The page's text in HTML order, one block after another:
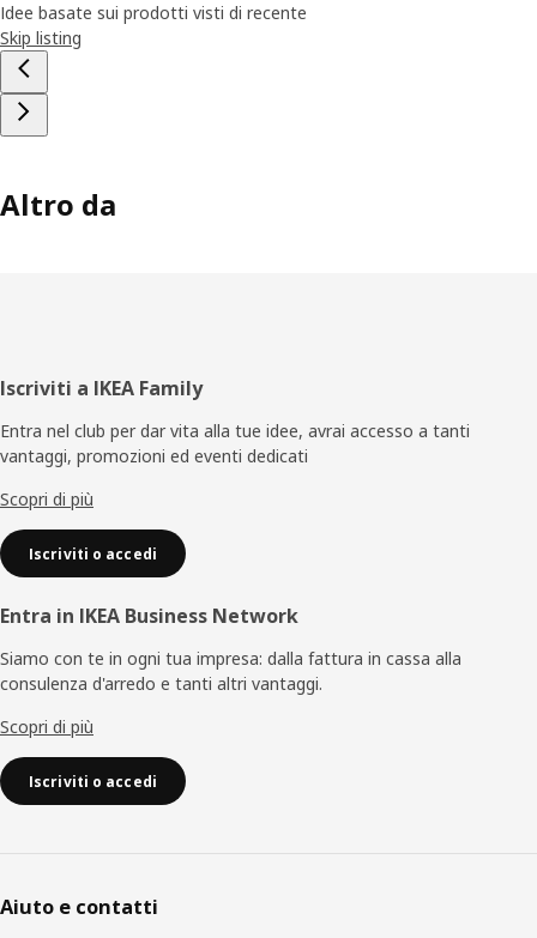
Idee basate sui prodotti visti di recente
Skip listing
Altro da
Piè
di
pagina
Iscriviti a IKEA Family
Entra nel club per dar vita alla tue idee, avrai accesso a tanti
vantaggi, promozioni ed eventi dedicati
Scopri di più
Iscriviti o accedi
Entra in IKEA Business Network
Siamo con te in ogni tua impresa: dalla fattura in cassa alla
consulenza d'arredo e tanti altri vantaggi.
Scopri di più
Iscriviti o accedi
Aiuto e contatti